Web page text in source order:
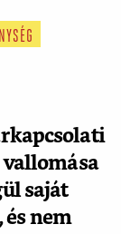
saját
és nem